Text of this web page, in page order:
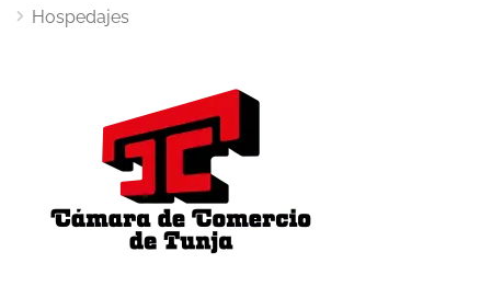
Hospedajes